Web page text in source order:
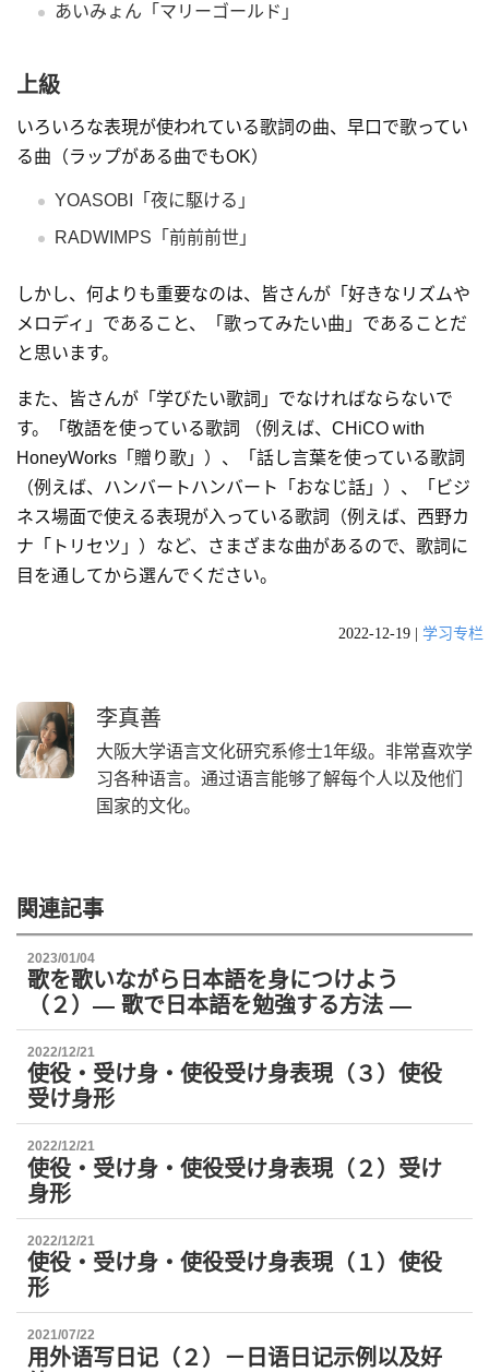
あいみょん「マリーゴールド」
上級
いろいろな表現が使われている歌詞の曲、早口で歌ってい
る曲（ラップがある曲でもOK）
YOASOBI「夜に駆ける」
RADWIMPS「前前前世」
しかし、何よりも重要なのは、皆さんが「好きなリズムや
メロディ」であること、「歌ってみたい曲」であることだ
と思います。
また、皆さんが「学びたい歌詞」でなければならないで
す。「敬語を使っている歌詞 （例えば、CHiCO with
HoneyWorks「贈り歌」）、「話し言葉を使っている歌詞
（例えば、ハンバートハンバート「おなじ話」）、「ビジ
ネス場面で使える表現が入っている歌詞（例えば、西野カ
ナ「トリセツ」）など、さまざまな曲があるので、歌詞に
目を通してから選んでください。
2022-12-19 | 学习专栏
李真善
大阪大学语言文化研究系修士1年级。非常喜欢学
习各种语言。通过语言能够了解每个人以及他们
国家的文化。
関連記事
2023/01/04
歌を歌いながら日本語を身につけよう
（２）— 歌で日本語を勉強する方法 —
2022/12/21
使役・受け身・使役受け身表現（３）使役
受け身形
2022/12/21
使役・受け身・使役受け身表現（２）受け
身形
2022/12/21
使役・受け身・使役受け身表現（１）使役
形
2021/07/22
用外语写日记（２）－日语日记示例以及好